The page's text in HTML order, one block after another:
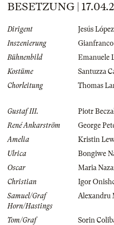
BESETZUNG |
Dirigent
Jesús
Inszenierung
Gianfranco
Bühnenbild
Emanuele
Kostüme
Santuzza
Chorleitung
Thomas
Gustaf III.
Piotr
René Ankarström
George
Amelia
Kristin
Ulrica
Bongiwe
Oscar
Maria
Christian
Igor
Samuel/Graf
Horn/Hastings
Alexandru
Tom/Graf Sorin